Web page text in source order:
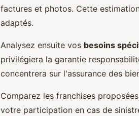
factures et photos. Cette
adaptés.
Analysez ensuite vos besoins
privilégiera la garantie
concentrera sur l'assurance des
Comparez les franchises
votre participation en cas de